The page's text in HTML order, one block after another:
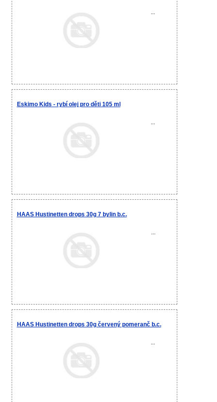
...
Eskimo Kids - rybí olej pro děti 105 ml
...
HAAS Hustinetten drops 30g 7 bylin b.c.
...
HAAS Hustinetten drops 30g červený pomeranč b.c.
...